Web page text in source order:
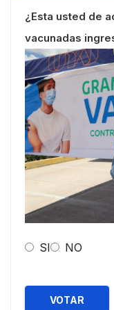
¿Esta usted de
vacunadas
SI NO
VOTAR